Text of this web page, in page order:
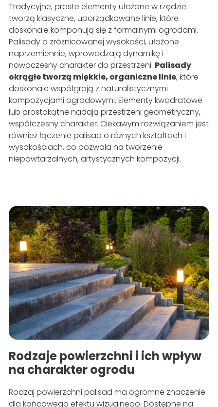
Tradycyjne, proste elementy ułożone w rzędzie
tworzą klasyczne, uporządkowane linie, które
doskonale komponują się z formalnymi ogrodami.
Palisady o zróżnicowanej wysokości, ułożone
naprzemiennie, wprowadzają dynamikę i
nowoczesny charakter do przestrzeni. Palisady
okrągłe tworzą miękkie, organiczne linie, które
doskonale współgrają z naturalistycznymi
kompozycjami ogrodowymi. Elementy kwadratowe
lub prostokątne nadają przestrzeni geometryczny,
współczesny charakter. Ciekawym rozwiązaniem jest
również łączenie palisad o różnych kształtach i
wysokościach, co pozwala na tworzenie
niepowtarzalnych, artystycznych kompozycji.
Rodzaje powierzchni i ich wpływ
na charakter ogrodu
Rodzaj powierzchni palisad ma ogromne znaczenie
dla końcowego efektu wizualnego. Dostępne na